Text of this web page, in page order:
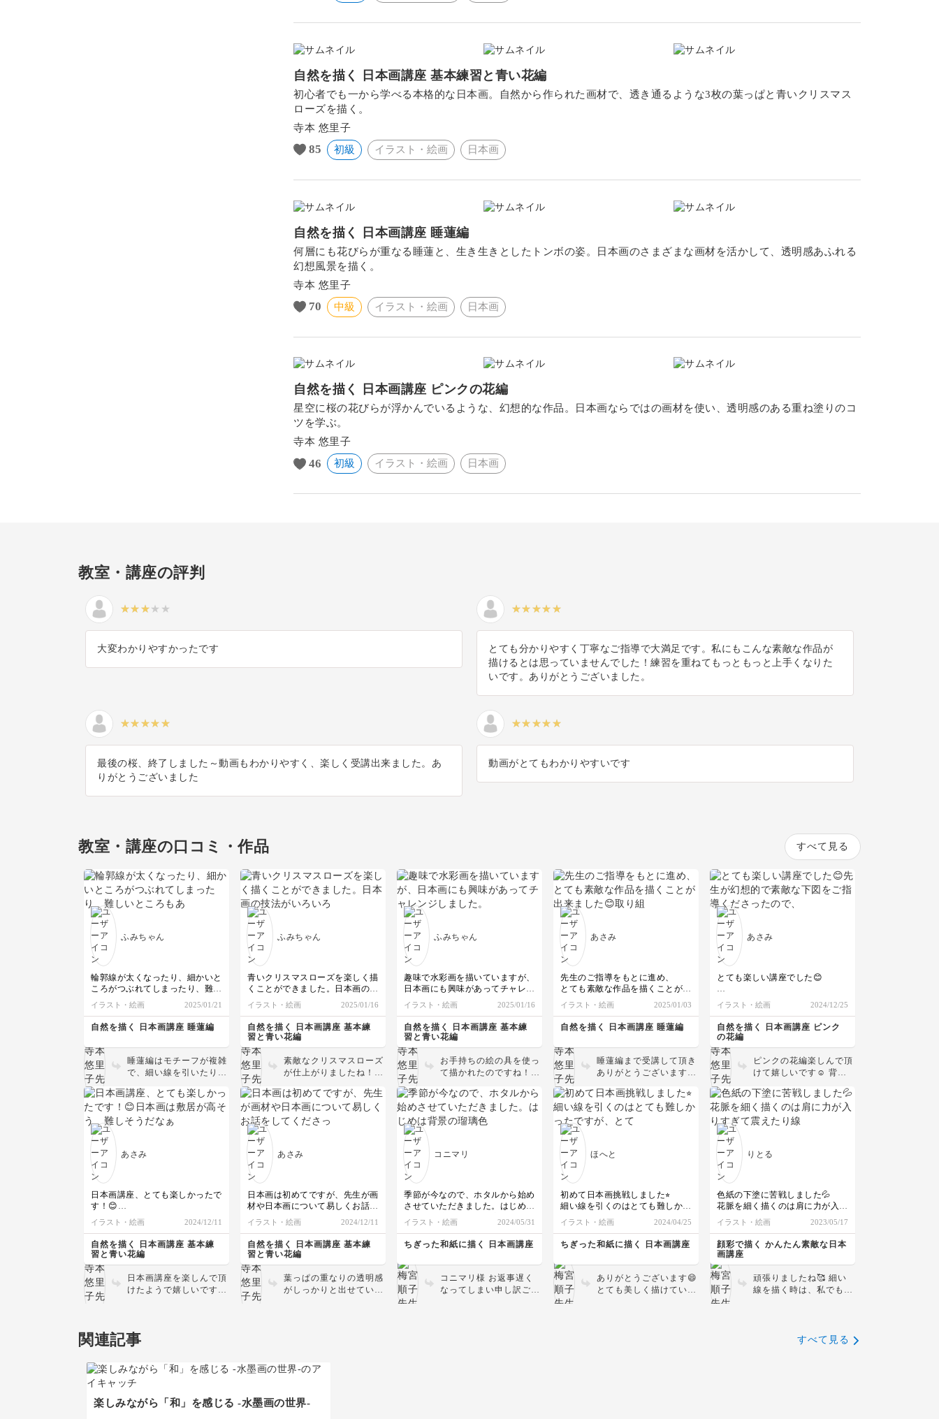
自然を描く 日本画講座 基本練習と青い花編
初心者でも一から学べる本格的な日本画。自然から作られた画材で、透き通るような3枚の葉っぱと青いクリスマス
ローズを描く。
寺本 悠里子
85 初級 イラスト・絵画 日本画
自然を描く 日本画講座 睡蓮編
何層にも花びらが重なる睡蓮と、生き生きとしたトンボの姿。日本画のさまざまな画材を活かして、透明感あふれる
幻想風景を描く。
寺本 悠里子
70 中級 イラスト・絵画 日本画
自然を描く 日本画講座 ピンクの花編
星空に桜の花びらが浮かんでいるような、幻想的な作品。日本画ならではの画材を使い、透明感のある重ね塗りのコ
ツを学ぶ。
寺本 悠里子
46 初級 イラスト・絵画 日本画
教室・講座の評判
大変わかりやすかったです
とても分かりやすく丁寧なご指導で大満足です。私にもこんな素敵な作品が
描けるとは思っていませんでした！練習を重ねてもっともっと上手くなりた
いです。ありがとうございました。
最後の桜、終了しました～動画もわかりやすく、楽しく受講出来ました。あ
りがとうございました
動画がとてもわかりやすいです
教室・講座の口コミ・作品 すべて見る
ふみちゃん
輪郭線が太くなったり、細かいと
ころがつぶれてしまったり、難し
いところもありましたが、仕上が
っていく過程にわくわくしながら
楽しく取り組むことができまし
た。先生、ありがとうございまし
イラスト・絵画 2025/01/21
自然を描く 日本画講座 睡蓮編
睡蓮編はモチーフが複雑
で、細い線を引いたり細
だったかと思います。で
もとても丁寧に描き込ま
れていて、すごく素敵な
スがあって素敵です！ご
ふみちゃん
青いクリスマスローズを楽しく描
くことができました。日本画の技
法がいろいろわかりました。あり
がとうございました。
イラスト・絵画 2025/01/16
自然を描く 日本画講座 基本練
習と青い花編
素敵なクリスマスローズ
が仕上がりましたね！葉
に描かれていますね✨色
を変えたりするとまた印
象が変わりますのでぜひ
ざいました！
ふみちゃん
趣味で水彩画を描いていますが、
日本画にも興味があってチャレン
ジしました。手持ちの胡粉や顔彩
で描いたので、背景の色があまり
濃くできませんでした。
イラスト・絵画 2025/01/16
自然を描く 日本画講座 基本練
習と青い花編
お手持ちの絵の具を使っ
て描かれたのですね！背
ラなく綺麗に塗れていま
すし、重なりの透明感も
しっかり描けていますね
あさみ
先生のご指導をもとに進め、
とても素敵な作品を描くことが出
来ました😊
取り組む前は、モチーフの重なり
など多く難しいかなと思いました
先生が各モチーフ、迷わないよう
に教えてくださったおかげで、
躓くことなく描き進めることが出
来ました🙇‍♀️✨
今回はトンボという生き物が加わ
り
とても楽しかったです！😊
絵具もまだ使えるので、色々な色
で作品を描いていきたいと思いま
す🙇‍♀️✨
幻想的な作品、技法を教えてくだ
さりありがとうございます😊✨
イラスト・絵画 2025/01/03
自然を描く 日本画講座 睡蓮編
睡蓮編まで受講して頂き
ありがとうございます！
としていて、とっても素
敵な作品に仕上がりまし
たね🌸 まだ絵の具も残
画制作を楽しんでくださ
あさみ
とても楽しい講座でした😊
先生が幻想的で素敵な下図をご指
導くださったので、描いている間
とても楽しかったです！
フに沿って細く描けるように練習
します。
幻想的な背景、技法をわかりやす
く教えていただき
ありがとうございます🙇‍♀️✨
先生が教えてくださった日本画の
魅力や透明感、描いてみて色々な
魅力に触れ、知ることが出来て大
好きになりました😊
イラスト・絵画 2024/12/25
自然を描く 日本画講座 ピンク
の花編
ピンクの花編楽しんで頂
けて嬉しいです☺️ 背景
囲気が出ていて素敵な作
品に仕上がりましたね！
最初は細い線をなめらか
練習をするだけでも手が
て頂けてよかったです✨
ぜひまたお好きなモチー
ださいね🌸
あさみ
日本画講座、とても楽しかったで
す！😊
日本画は敷居が高そう、難しそう
だなぁ…と思っていましたが、先
生がとてもわかりやすく
まで描き上げることが出来ました
🙇‍♀️✨
しいです😊
イラスト・絵画 2024/12/11
自然を描く 日本画講座 基本練
習と青い花編
日本画講座を楽しんで頂
けたようで嬉しいです✨
かりと出せています🟦
ぜひまた日本画の絵の具
てみたいモチーフなどに
も挑戦してみてください
😊
あさみ
日本画は初めてですが、先生が画
材や日本画について易しくお話を
してくださったので、
戸惑うことなく描くことが出来ま
した🙇‍♀️✨
取ってきたものとは全然違うの
で、ドキドキしましたが楽しかっ
たです！😊
イラスト・絵画 2024/12/11
自然を描く 日本画講座 基本練
習と青い花編
葉っぱの重なりの透明感
がしっかりと出せていま
さい🙌
コニマリ
季節が今なので、ホタルから始め
させていただきました。はじめは
背景の瑠璃色が端まで広がってし
まいました。紙を水で洗ってリセ
ットしました💦紙の滲みどめが流
れたかもしれませんね。
ますか？
葉っぱも滲んでしまったので太い
葉っぱにしてしまいました。
難しいです。
イラスト・絵画 2024/05/31
ちぎった和紙に描く 日本画講座
コニマリ様 お返事遅く
なってしまい申し訳ござ
ほへと
初めて日本画挑戦しました⭐︎
細い線を引くのはとても難しかっ
たですが、とても楽しく描けまし
た。
イラスト・絵画 2024/04/25
ちぎった和紙に描く 日本画講座
ありがとうございます😄
とても美しく描けていま
りとる
色紙の下塗に苦戦しました💦
花脈を細く描くのは肩に力が入り
すぎて震えたり線の太さが変わっ
てしまって、、、それでもまだま
だ描きたいと思っています。冷静
になってまたチャレンジします。
イラスト・絵画 2023/05/17
顔彩で描く かんたん素敵な日本
画講座
頑張りましたね🥰 細い
線を描く時は、私でもプ
何度か練習してから、少
関連記事 すべて見る
楽しみながら「和」を感じる -水墨画の世界-